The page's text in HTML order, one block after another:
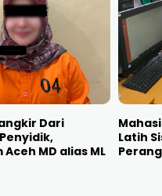
Dari
MD alias ML
Latih